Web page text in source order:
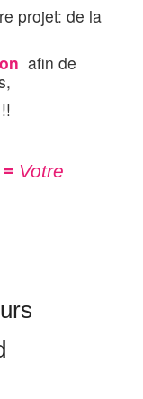
projet: de la
afin de
= Votre